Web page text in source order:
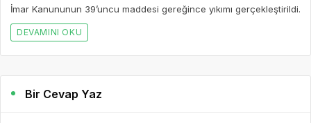
İmar Kanununun 39’uncu maddesi gereğince yıkımı gerçekleştirildi.
DEVAMINI OKU
Bir Cevap Yaz